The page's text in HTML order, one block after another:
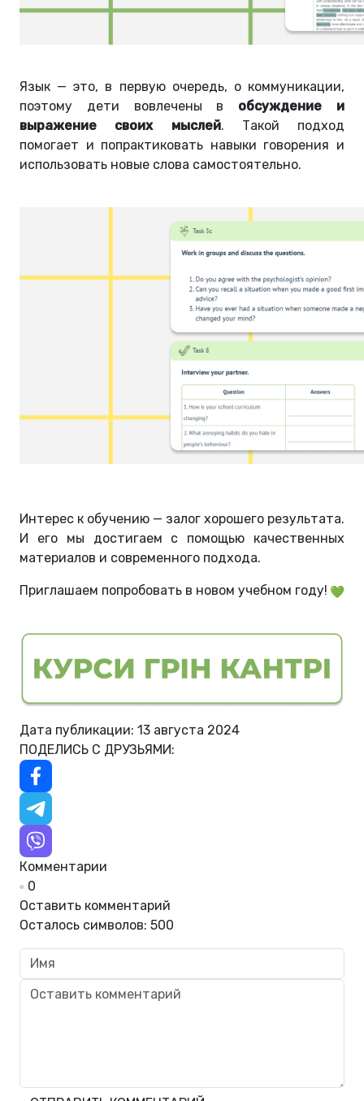
Язык — это, в первую очередь, о коммуникации,
поэтому дети вовлечены в обсуждение и
выражение своих мыслей. Такой подход
помогает и попрактиковать навыки говорения и
использовать новые слова самостоятельно.
Интерес к обучению — залог хорошего результата.
И его мы достигаем с помощью качественных
материалов и современного подхода.
Приглашаем попробовать в новом учебном году!
Дата публикации: 13 августа 2024
ПОДЕЛИСЬ С ДРУЗЬЯМИ:
Комментарии
0
Оставить комментарий
Осталось символов: 500